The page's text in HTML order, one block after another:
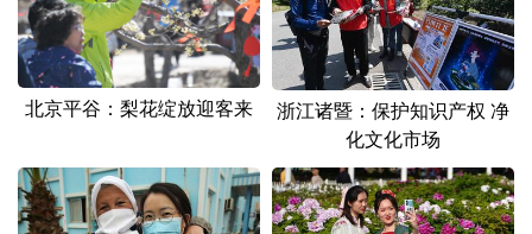
English Español Français عربى
Русский язык 日本語 한국어
Deutsch Português
北京平谷：梨花绽放迎客来
浙江诸暨：保护知识产权 净
化文化市场